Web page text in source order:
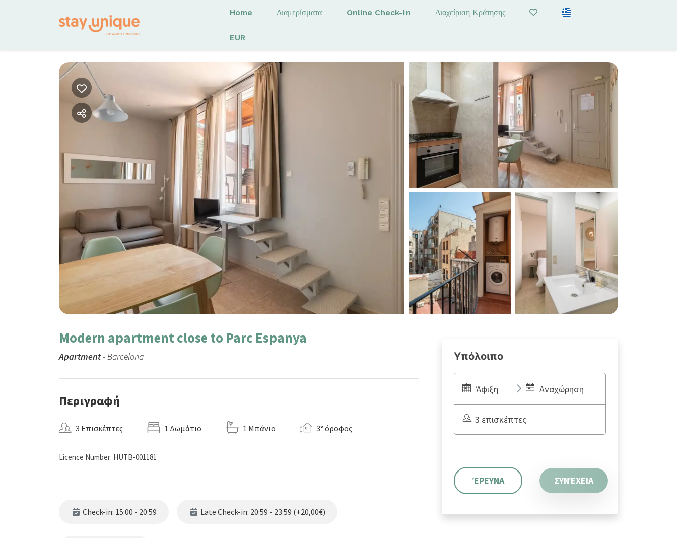
Home Διαμερίσματα Online Check-In Διαχείριση Κράτησης
EUR
Modern apartment close to Parc Espanya
Apartment- Barcelona
Περιγραφή
3 Επισκέπτες 1 Δωμάτιο 1 Μπάνιο 3° όροφος
Licence Number: HUTB-001181
Check-in: 15:00 - 20:59 Late Check-in: 20:59 - 23:59 (+20,00€)
Υπόλοιπο
Άφιξη Αναχώρηση
3 επισκέπτες
ΈΡΕΥΝΑ ΣΥΝΈΧΕΙΑ